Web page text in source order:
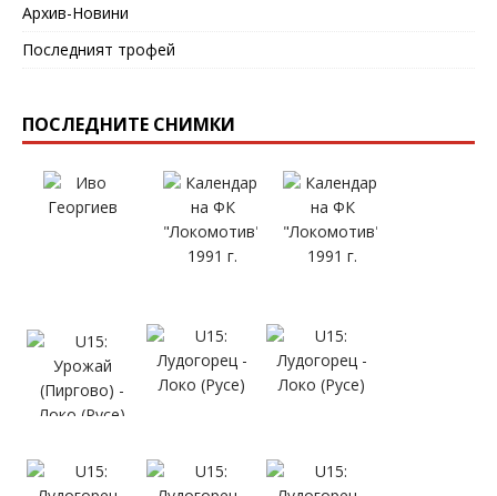
Архив-Новини
Последният трофей
ПОСЛЕДНИТЕ СНИМКИ